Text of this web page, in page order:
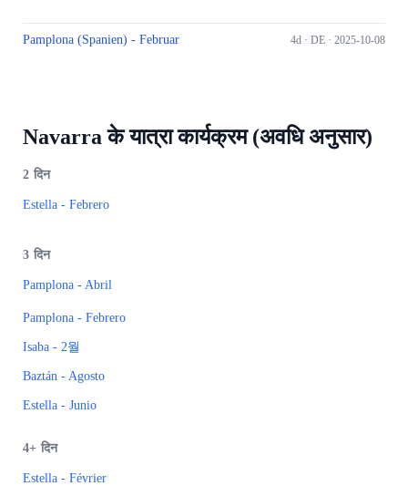
Pamplona (Spanien) - Februar 4d · DE · 2025-10-08
Navarra के यात्रा कार्यक्रम (अवधि अनुसार)
2 दिन
Estella - Febrero
3 दिन
Pamplona - Abril
Pamplona - Febrero
Isaba - 2월
Baztán - Agosto
Estella - Junio
4+ दिन
Estella - Février